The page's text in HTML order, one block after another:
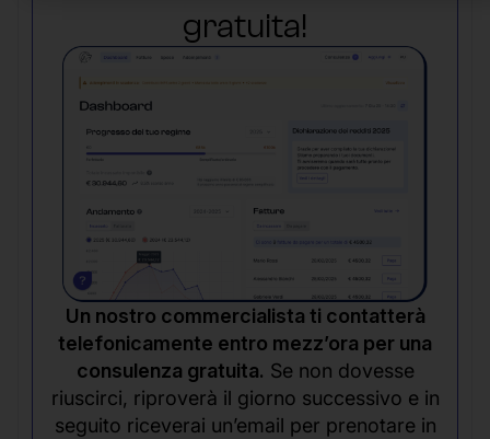
gratuita!
Un nostro commercialista ti contatterà
telefonicamente entro mezz’ora per una
consulenza gratuita. Se non dovesse
riuscirci, riproverà il giorno successivo e in
seguito riceverai un’email per prenotare in